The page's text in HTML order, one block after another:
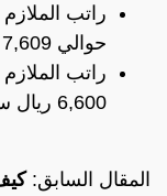
راتب
حوالي 7,609 ريال سعودي.
راتب
6,600 ريال سعودي.
المقال السابق: